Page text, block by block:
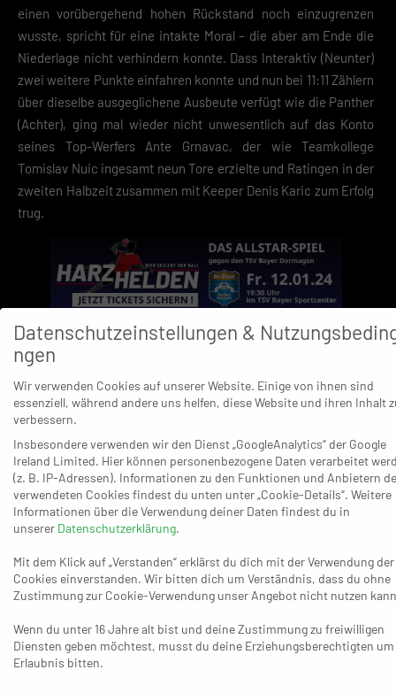
einen vorübergehend hohen Rückstand noch einzugrenzen
wusste, spricht für eine intakte Moral – die aber am Ende die
Niederlage nicht verhindern konnte. Dass Interaktiv (Neunter)
zwei weitere Punkte einfahren konnte und nun bei 11:11 Zählern
über dieselbe ausgeglichene Ausbeute verfügt wie die Panther
(Achter), ging mal wieder nicht unwesentlich auf das Konto
seines Top-Werfers Ante Grnavac, der wie Teamkollege
Tomislav Nuic ingesamt neun Tore erzielte und Ratingen in der
zweiten Halbzeit zusammen mit Keeper Denis Karic zum Erfolg
trug.
Mit dem 2:0 (3.) erwischten die Panther einen Blitzstart, ehe sie
sich innerhalb von kaum fünf Minuten sieben Gegentreffer
einfingen und sich mit dem 2:7 (8.) aud der Partie zu
verabschieden schienen. Übers 10:6 (12.) und 13:10 (19.) behielt
Interaktiv bis zum 16:12 (23.) die Kontrolle – bis es auf den
Spuren der Gäste spielte und in der von ganz vielen Fehlern auf
beiden Seiten geprägten Partie fünf Gegentreffer
hintereinander zum 16:17 (28.) kassierte. Nachher konnte sich
keiner richtig absetzen und das Rezept ab dem 19:19 (34.) hieß:
Führung Ratingen, Ausgleich Panther. Das blieb bis zum 23:23
(44.) so und Jonas Kämper vergab beim Siebenmeter (45.)
sogar die Chance auf die nächste Führung der Panther, bei
denen nach dem 23:26 (49.) bis zum 25:31 (57.) die Reserven
aufgebraucht zu sein schienen. In einer 4:0-Serie kam dann
das 29:31 (60.) durch Simon Wolter doch zu spät für die
vollständige Wende.
Datenschutzeinstellungen &
ngen
Wir verwenden Cookies auf unserer Website. Einige von ihnen sind
essenziell, während andere uns helfen, diese Website und ihren Inhalt
verbessern.
Insbesondere verwenden wir den Dienst „GoogleAnalytics“ der Google
Ireland Limited. Hier können personenbezogene Daten verarbeitet
(z. B. IP-Adressen). Informationen zu den Funktionen und Anbietern
verwendeten Cookies findest du unten unter „Cookie-Details“. Weitere
Informationen über die Verwendung deiner Daten findest du in
unserer Datenschutzerklärung.
Mit dem Klick auf „Verstanden“ erklärst du dich mit der Verwendung der
Cookies einverstanden. Wir bitten dich um Verständnis, dass du ohne
Zustimmung zur Cookie-Verwendung unser Angebot nicht nutzen
Wenn du unter 16 Jahre alt bist und deine Zustimmung zu freiwilligen
Diensten geben möchtest, musst du deine Erziehungsberechtigten um
Erlaubnis bitten.